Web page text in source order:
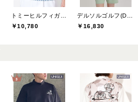
￥10,780
￥16,830